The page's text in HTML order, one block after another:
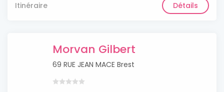
Itinéraire Détails
Morvan Gilbert
69 RUE JEAN MACE Brest